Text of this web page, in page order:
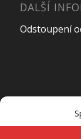
DALŠÍ
Odstoupení
Pondělí –